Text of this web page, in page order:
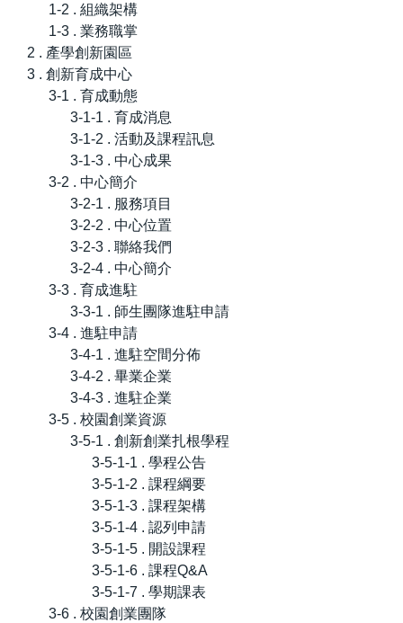
1-2 . 組織架構
1-3 . 業務職掌
2 . 產學創新園區
3 . 創新育成中心
3-1 . 育成動態
3-1-1 . 育成消息
3-1-2 . 活動及課程訊息
3-1-3 . 中心成果
3-2 . 中心簡介
3-2-1 . 服務項目
3-2-2 . 中心位置
3-2-3 . 聯絡我們
3-2-4 . 中心簡介
3-3 . 育成進駐
3-3-1 . 師生團隊進駐申請
3-4 . 進駐申請
3-4-1 . 進駐空間分佈
3-4-2 . 畢業企業
3-4-3 . 進駐企業
3-5 . 校園創業資源
3-5-1 . 創新創業扎根學程
3-5-1-1 . 學程公告
3-5-1-2 . 課程綱要
3-5-1-3 . 課程架構
3-5-1-4 . 認列申請
3-5-1-5 . 開設課程
3-5-1-6 . 課程Q&A
3-5-1-7 . 學期課表
3-6 . 校園創業團隊